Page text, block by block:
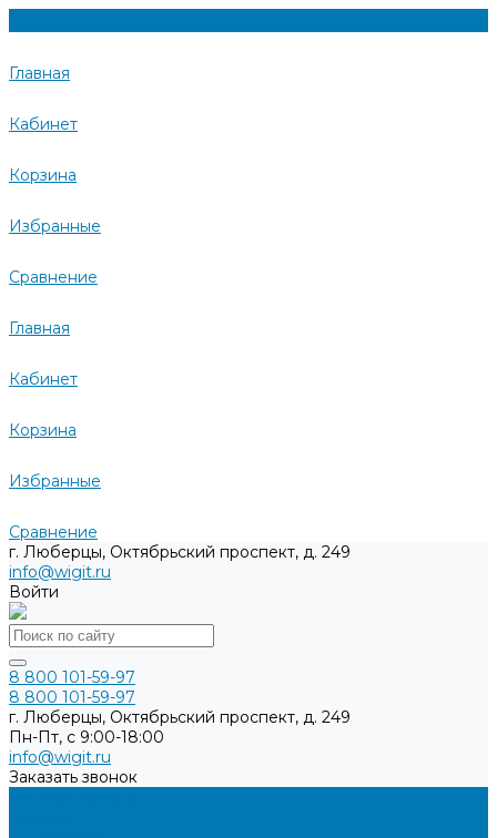
Главная
Кабинет
Корзина
Избранные
Сравнение
Главная
Кабинет
Корзина
Избранные
Сравнение
г. Люберцы, Октябрьский проспект, д. 249
info@wigit.ru
Войти
8 800 101-59-97
8 800 101-59-97
г. Люберцы, Октябрьский проспект, д. 249
Пн-Пт, с 9:00-18:00
info@wigit.ru
Заказать звонок